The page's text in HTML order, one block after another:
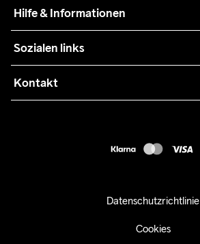
Teamwear
Zusammenarbeit
Press
Hilfe & Informationen
Retouren
Kundendienst
Sozialen links
Kontakt
Datenschutzrichtlinie
Cookies